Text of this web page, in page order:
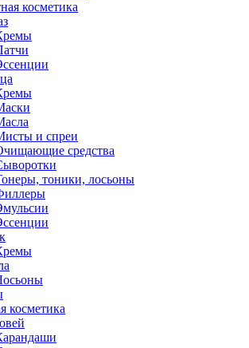
косметика
и спреи
средства
тоники, лосьоны
косметика